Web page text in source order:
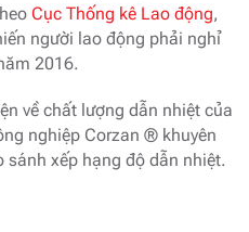
Cục Thống kê Lao động,
người lao động phải nghỉ
2016.
về chất lượng dẫn nhiệt của
nghiệp Corzan ® khuyên
sánh xếp hạng độ dẫn nhiệt.